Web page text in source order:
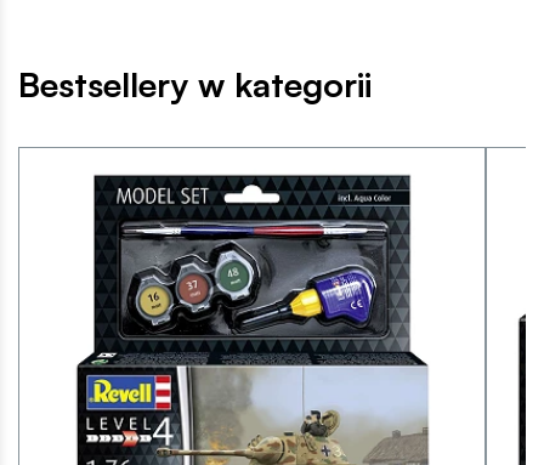
Bestsellery w kategorii